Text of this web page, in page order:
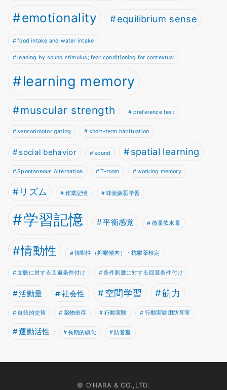
emotionality equilibrium sense
food intake and water intake
leaning by sound stimulus; fear conditioning for contextual
learning memory
muscular strength preference test
sensorimotor gating short-term habituation
social behavior sound spatial learning
Spontaneous Alternation T-room working memory
リズム 作業記憶 味覚嫌悪学習
学習記憶 平衡感覚 微量飲水量
情動性 情動性（抑鬱傾向）・抗鬱薬検定
文脈に対する回避条件付け 条件刺激に対する回避条件付け
活動量 社会性 空間学習 筋力
自発的交替 薬物依存 行動実験 行動実験用防音室
運動活性 長期的馴化 防音室